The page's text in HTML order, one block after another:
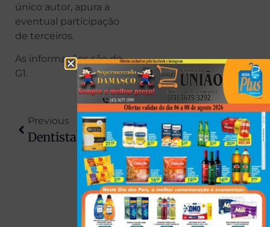
único autor, apura a
eventual participação
de terceiros.
As informações são do
G1.
Previous
Dentista Grávida De Gêmeos Morre Após Passar Mal Em Casa
Next
Batida Lateral Em Rodovia Mata Uma Pessoa E Deixa Outra Em Estado Grave No PR